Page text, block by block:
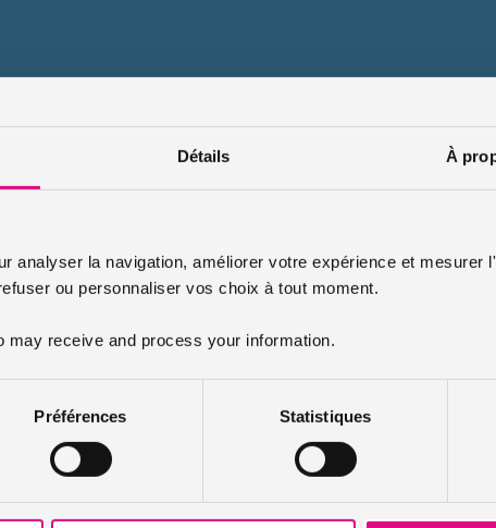
Détails À
analyser la navigation, améliorer votre expérience et mesurer
ou personnaliser vos choix à tout moment.
may receive and process your information.
Préférences Statistiques
3 raisons de choisir